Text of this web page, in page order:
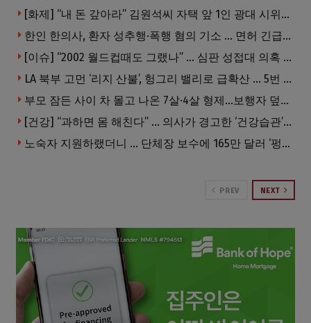
[화제] “내 돈 갚아라” 김원석씨 자택 앞 1인 광대 시위 … 한인 투자사, “108만 달러 못받아”
한인 한의사, 환자 성추행·폭행 혐의 기소 … 면허 긴급정지
[이슈] “2002 월드컵때도 그랬나” … 심판 성접대 의혹 해외로 일파만파, 4강 신화까지 불똥
LA 북부 고먼 ‘리지 산불’, 헝그리 밸리로 급확산 … 5번 Fwy 양방향 전면 폐쇄
부모 잠든 사이 차 몰고 나온 7살·4살 형제…보행자 덮쳐 중태
[건강] “과하면 몸 해친다” … 의사가 경고한 ‘건강습관’ 5가지
노숙자 지원하랬더니 … 단체장 보수에 165만 달러 ‘펑펑’
PREV NEXT